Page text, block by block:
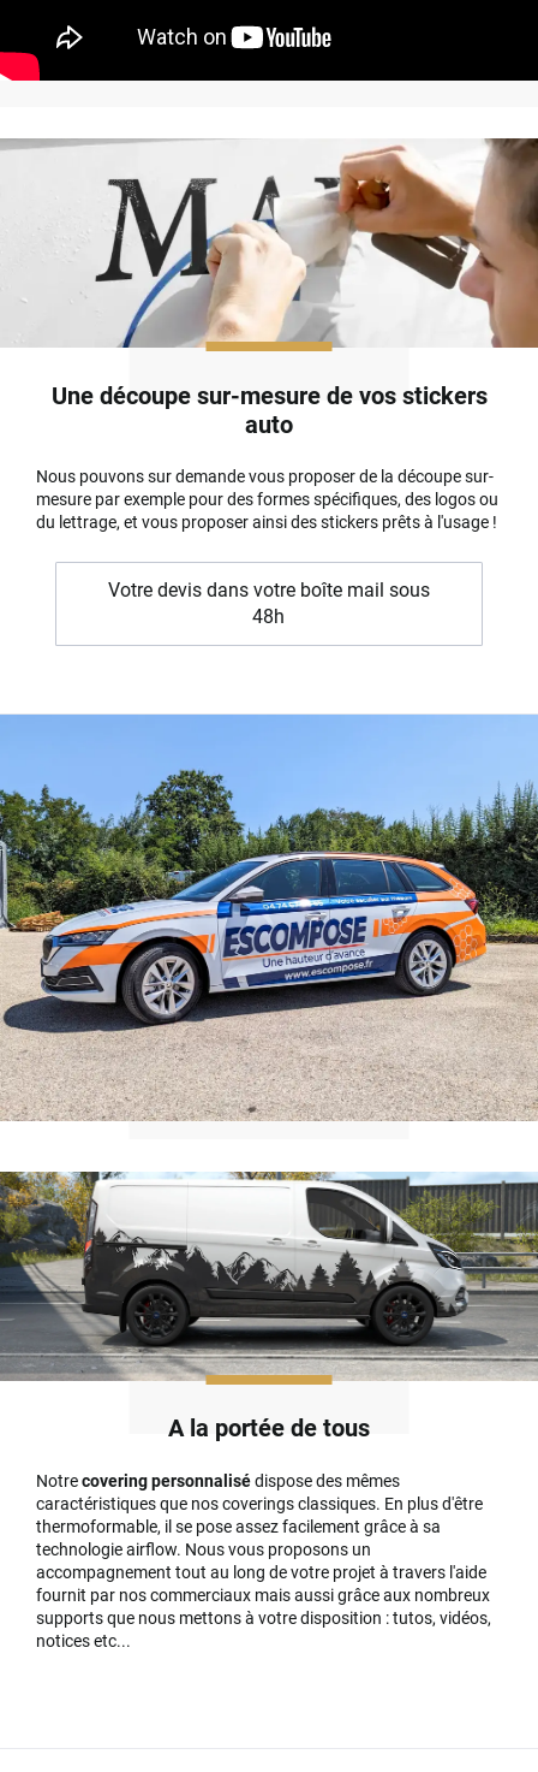
Une découpe sur-mesure de vos stickers
auto
Nous pouvons sur demande vous proposer de la découpe sur-
mesure par exemple pour des formes spécifiques, des logos ou
du lettrage, et vous proposer ainsi des stickers prêts à l'usage !
Votre devis dans votre boîte mail sous
48h
A la portée de tous
Notrecovering personnalisédispose des mêmes
caractéristiques que nos coverings classiques. En plus d'être
thermoformable, il se pose assez facilement grâce à sa
technologie airflow. Nous vous proposons un
accompagnement tout au long de votre projet à travers l'aide
fournit par nos commerciaux mais aussi grâce aux nombreux
supports que nous mettons à votre disposition : tutos, vidéos,
notices etc...